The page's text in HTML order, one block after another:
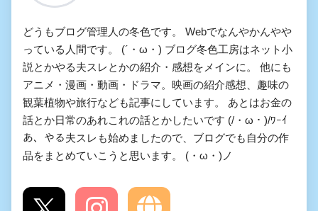
どうもブログ管理人の冬色です。 Webでなんやかんやや
っている人間です。 (´・ω・) ブログ冬色工房はネット小
説とかやる夫スレとかの紹介・感想をメインに。 他にも
アニメ・漫画・動画・ドラマ。映画の紹介感想、趣味の
観葉植物や旅行なども記事にしています。 あとはお金の
話とか日常のあれこれの話とかしたいです (/・ω・)/ﾜｰｲ
あ、やる夫スレも始めましたので、ブログでも自分の作
品をまとめていこうと思います。 (・ω・)ノ